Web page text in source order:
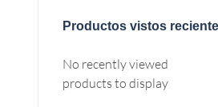
Productos vistos
No recently viewed
products to display